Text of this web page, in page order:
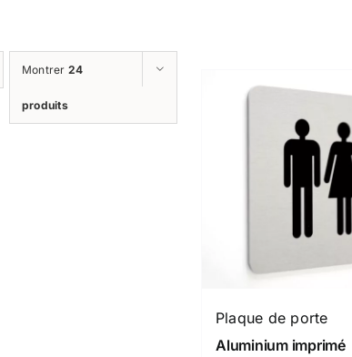
Montrer 24
produits
Plaque de porte
Aluminium imprimé